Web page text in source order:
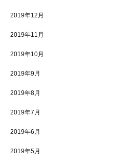
2019年12月
2019年11月
2019年10月
2019年9月
2019年8月
2019年7月
2019年6月
2019年5月